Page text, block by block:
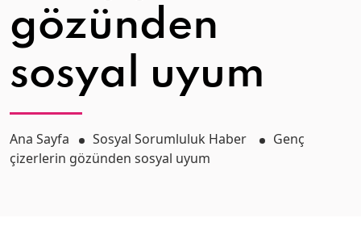
gözünden
sosyal uyum
Ana Sayfa Sosyal Sorumluluk Haber
Genç
çizerlerin gözünden sosyal uyum